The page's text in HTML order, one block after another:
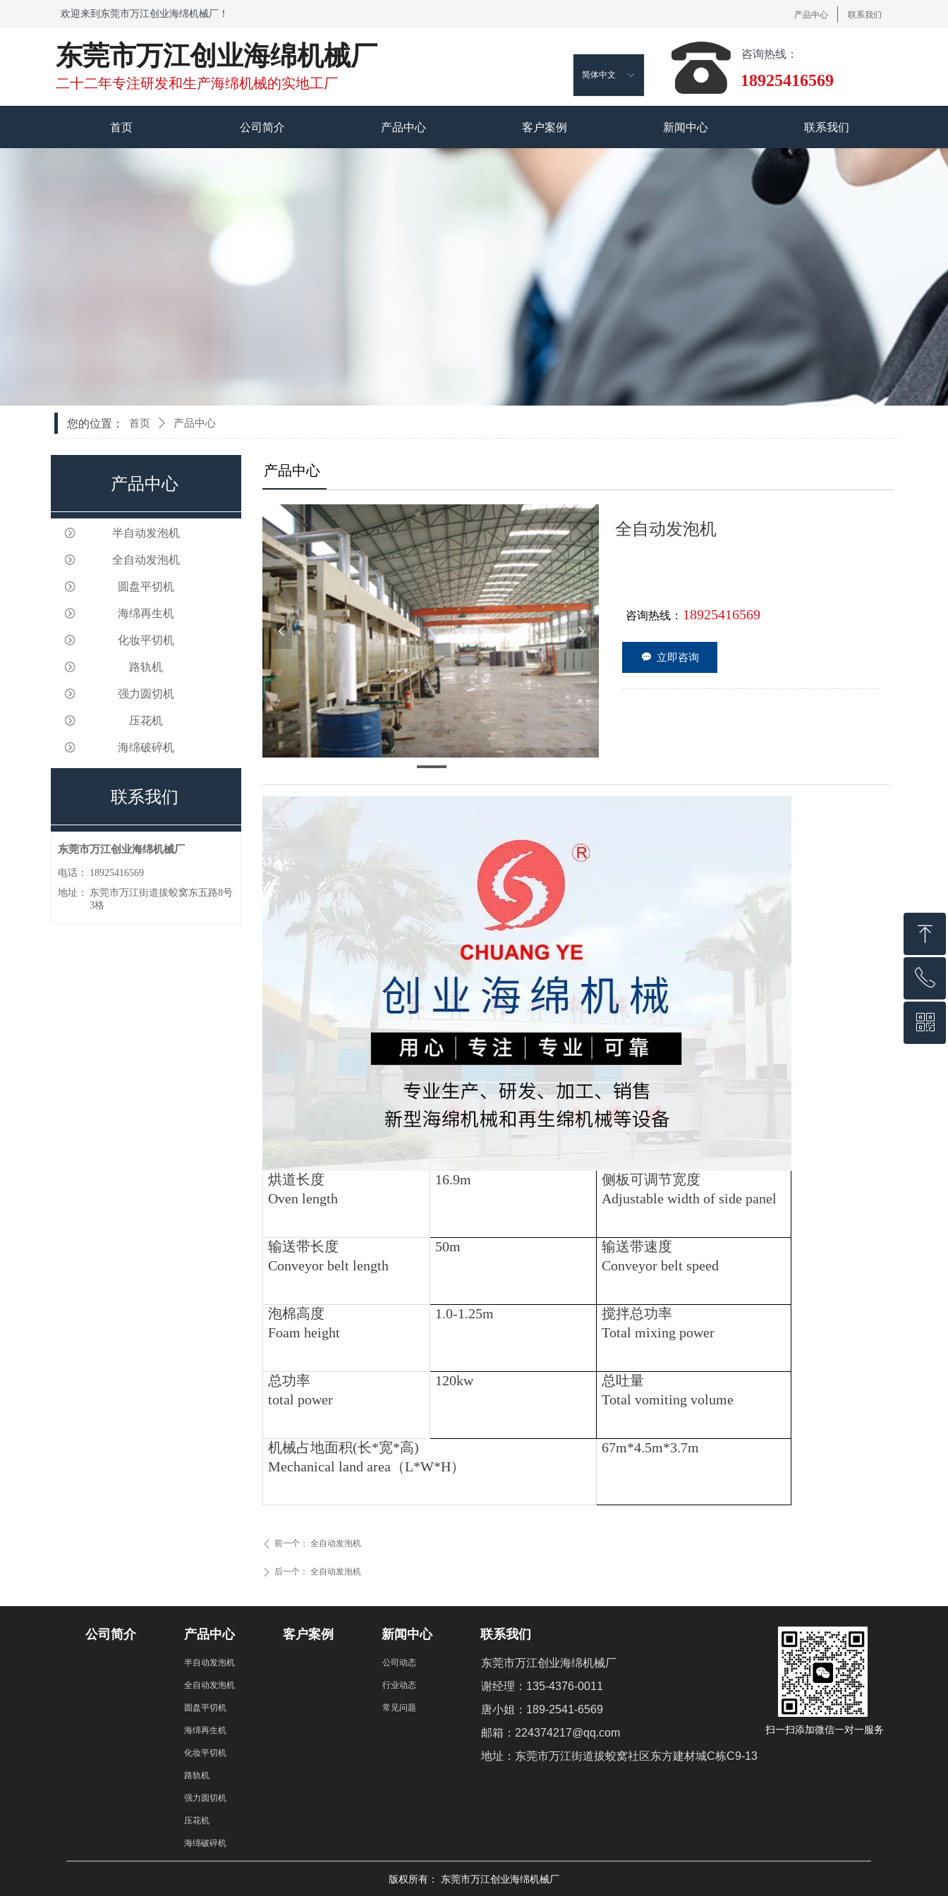
欢迎来到东莞市万江创业海绵机械厂！ 产品中心 联系我们
东莞市万江创业海绵机械厂
二十二年专注研发和生产海绵机械的实地工厂
咨询热线：
18925416569
ꀅ
简体中文
首页 公司简介 产品中心 客户案例 新闻中心 联系我们
您的位置： 首页 ꄲ 产品中心
产品中心
联系我们
东莞市万江创业海绵机械厂
电话：
18925416569
地址：
东莞市万江街道拔蛟窝东五路8号
3格
半自动发泡机
全自动发泡机
圆盘平切机
海绵再生机
化妆平切机
路轨机
强力圆切机
压花机
海绵破碎机
产品中心
넳 넲
全自动发泡机
咨询热线： 18925416569
끁 立即咨询
ꄴ 前一个： 全自动发泡机
ꄲ 后一个： 全自动发泡机
烘道长度
Oven length
16.9m
侧板可调节宽度
Adjustable width of side panel
输送带长度
Conveyor belt length
50m
输送带速度
Conveyor belt speed
泡棉高度
Foam height
1.0-1.25m
搅拌总功率
Total mixing power
总功率
total power
120kw
总吐量
Total vomiting volume
机械占地面积(长*宽*高)
Mechanical land area （L*W*H）
67m*4.5m*3.7m
公司简介 产品中心 客户案例 新闻中心 联系我们
半自动发泡机
全自动发泡机
圆盘平切机
海绵再生机
化妆平切机
路轨机
强力圆切机
压花机
海绵破碎机
公司动态
行业动态
常见问题
东莞市万江创业海绵机械厂
谢经理：135-4376-0011
唐小姐：189-2541-6569
邮箱：224374217@qq.com
地址：东莞市万江街道拔蛟窝社区东方建材城C栋C9-13
扫一扫添加微信一对一服务
版权所有： 东莞市万江创业海绵机械厂
ꁸ
回到顶部
ꂅ
18925416569
ꀥ